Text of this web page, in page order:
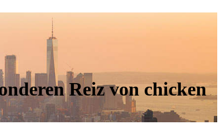
Reiz von chicken